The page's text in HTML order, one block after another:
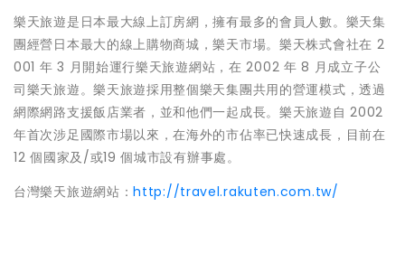
樂天旅遊是日本最大線上訂房網，擁有最多的會員人數。樂天集
團經營日本最大的線上購物商城，樂天市場。樂天株式會社在 2
001 年 3 月開始運行樂天旅遊網站，在 2002 年 8 月成立子公
司樂天旅遊。樂天旅遊採用整個樂天集團共用的營運模式，透過
網際網路支援飯店業者，並和他們一起成長。樂天旅遊自 2002
年首次涉足國際市場以來，在海外的市佔率已快速成長，目前在
12 個國家及/或19 個城市設有辦事處。
台灣樂天旅遊網站：http://travel.rakuten.com.tw/